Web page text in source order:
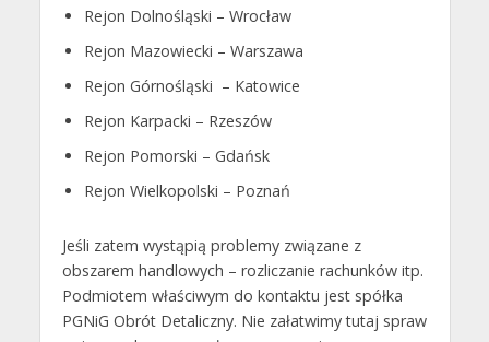
Rejon Dolnośląski – Wrocław
Rejon Mazowiecki – Warszawa
Rejon Górnośląski – Katowice
Rejon Karpacki – Rzeszów
Rejon Pomorski – Gdańsk
Rejon Wielkopolski – Poznań
Jeśli zatem wystąpią problemy związane z
obszarem handlowych – rozliczanie rachunków itp.
Podmiotem właściwym do kontaktu jest spółka
PGNiG Obrót Detaliczny. Nie załatwimy tutaj spraw